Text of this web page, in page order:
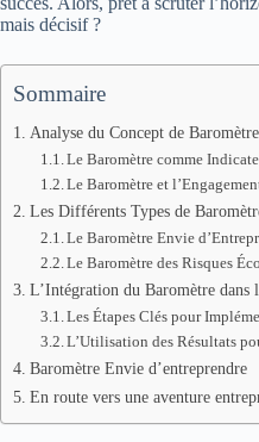
mais décisif ?
Sommaire
Analyse du Concept de
Le Baromètre comme
Le Baromètre et
Les Différents Types de
Le Baromètre Envie
Le Baromètre des Risques
L’Intégration du Baromètre dans
Les Étapes Clés pour
L’Utilisation des Résultats
Baromètre Envie d’entreprendre
En route vers une aventure